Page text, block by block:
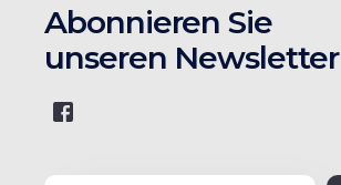
Abonnieren Sie
unseren Newsletter